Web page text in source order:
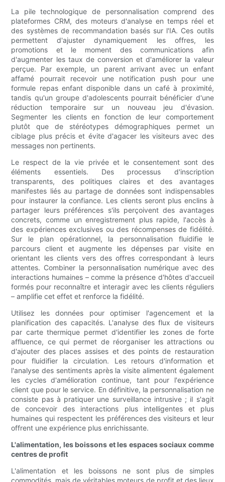
La pile technologique de personnalisation comprend des
plateformes CRM, des moteurs d'analyse en temps réel et
des systèmes de recommandation basés sur l'IA. Ces outils
permettent d'ajuster dynamiquement les offres, les
promotions et le moment des communications afin
d'augmenter les taux de conversion et d'améliorer la valeur
perçue. Par exemple, un parent arrivant avec un enfant
affamé pourrait recevoir une notification push pour une
formule repas enfant disponible dans un café à proximité,
tandis qu'un groupe d'adolescents pourrait bénéficier d'une
réduction temporaire sur un nouveau jeu d'évasion.
Segmenter les clients en fonction de leur comportement
plutôt que de stéréotypes démographiques permet un
ciblage plus précis et évite d'agacer les visiteurs avec des
messages non pertinents.
Le respect de la vie privée et le consentement sont des
éléments essentiels. Des processus d'inscription
transparents, des politiques claires et des avantages
manifestes liés au partage de données sont indispensables
pour instaurer la confiance. Les clients seront plus enclins à
partager leurs préférences s'ils perçoivent des avantages
concrets, comme un enregistrement plus rapide, l'accès à
des expériences exclusives ou des récompenses de fidélité.
Sur le plan opérationnel, la personnalisation fluidifie le
parcours client et augmente les dépenses par visite en
orientant les clients vers des offres correspondant à leurs
attentes. Combiner la personnalisation numérique avec des
interactions humaines – comme la présence d'hôtes d'accueil
formés pour reconnaître et interagir avec les clients réguliers
– amplifie cet effet et renforce la fidélité.
Utilisez les données pour optimiser l'agencement et la
planification des capacités. L'analyse des flux de visiteurs
par carte thermique permet d'identifier les zones de forte
affluence, ce qui permet de réorganiser les attractions ou
d'ajouter des places assises et des points de restauration
pour fluidifier la circulation. Les retours d'information et
l'analyse des sentiments après la visite alimentent également
les cycles d'amélioration continue, tant pour l'expérience
client que pour le service. En définitive, la personnalisation ne
consiste pas à pratiquer une surveillance intrusive ; il s'agit
de concevoir des interactions plus intelligentes et plus
humaines qui respectent les préférences des visiteurs et leur
offrent une expérience plus enrichissante.
L'alimentation, les boissons et les espaces sociaux comme
centres de profit
L'alimentation et les boissons ne sont plus de simples